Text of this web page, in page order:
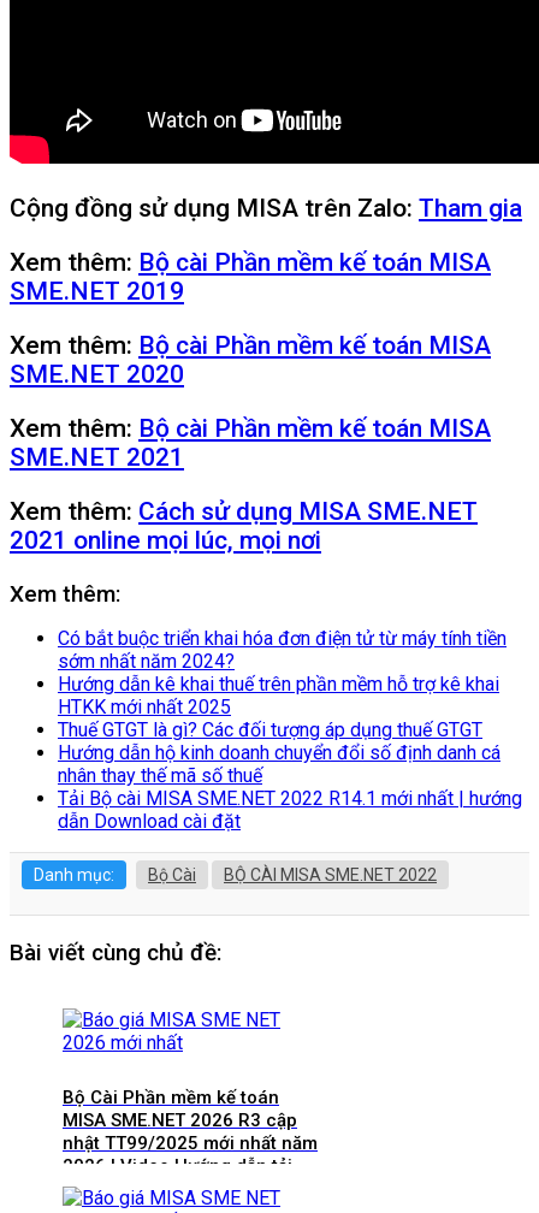
Cộng đồng sử dụng MISA trên Zalo: Tham gia
Xem thêm: Bộ cài Phần mềm kế toán MISA
SME.NET 2019
Xem thêm: Bộ cài Phần mềm kế toán MISA
SME.NET 2020
Xem thêm: Bộ cài Phần mềm kế toán MISA
SME.NET 2021
Xem thêm: Cách sử dụng MISA SME.NET
2021 online mọi lúc, mọi nơi
Xem thêm:
Có bắt buộc triển khai hóa đơn điện tử từ máy tính tiền
sớm nhất năm 2024?
Hướng dẫn kê khai thuế trên phần mềm hỗ trợ kê khai
HTKK mới nhất 2025
Thuế GTGT là gì? Các đối tượng áp dụng thuế GTGT
Hướng dẫn hộ kinh doanh chuyển đổi số định danh cá
nhân thay thế mã số thuế
Tải Bộ cài MISA SME.NET 2022 R14.1 mới nhất | hướng
dẫn Download cài đặt
Danh mục: Bộ Cài BỘ CÀI MISA SME.NET 2022
Bài viết cùng chủ đề:
Bộ Cài Phần mềm kế toán
MISA SME.NET 2026 R3 cập
nhật TT99/2025 mới nhất năm
2026 | Video Hướng dẫn tải
Download cài đặt